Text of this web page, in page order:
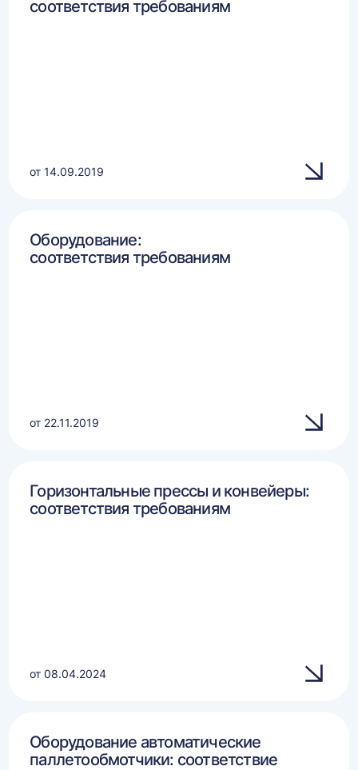
соответствия требованиям
от 14.09.2019
Оборудование:
соответствия требованиям
от 22.11.2019
Горизонтальные прессы и конвейеры:
соответствия требованиям
от 08.04.2024
Оборудование автоматические
паллетообмотчики: соответствие